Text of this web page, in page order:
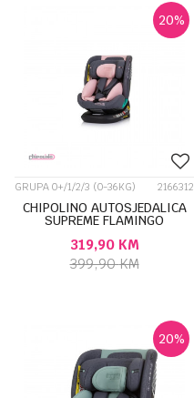
20%
GRUPA 0+/1/2/3 (0-36KG) 2166312
CHIPOLINO AUTOSJEDALICA
SUPREME FLAMINGO
319,90 KM
399,90KM
20%